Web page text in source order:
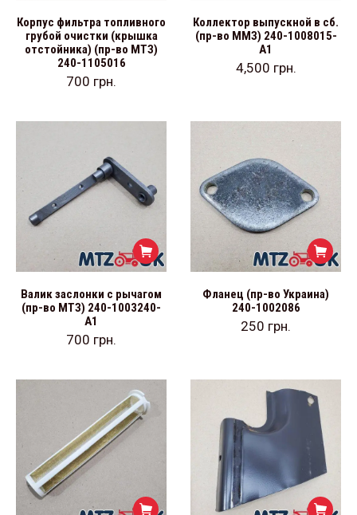
Корпус фильтра топливного
грубой очистки (крышка
отстойника) (пр-во МТЗ)
240-1105016
700 грн.
Коллектор выпускной в сб.
(пр-во ММЗ) 240-1008015-
А1
4,500 грн.
Валик заслонки с рычагом
(пр-во МТЗ) 240-1003240-
А1
700 грн.
Фланец (пр-во Украина)
240-1002086
250 грн.